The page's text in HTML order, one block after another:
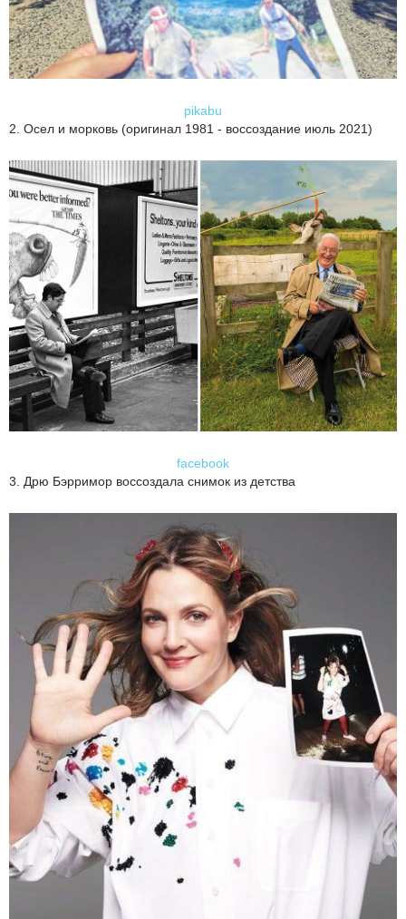
pikabu
2. Осел и морковь (оригинал 1981 - воссоздание июль 2021)
facebook
3. Дрю Бэрримор воссоздала снимок из детства